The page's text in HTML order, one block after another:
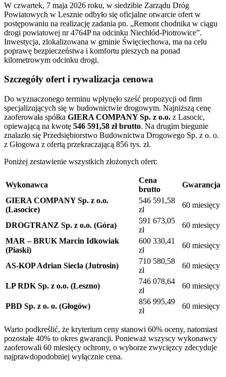
W czwartek, 7 maja 2026 roku, w siedzibie Zarządu Dróg
Powiatowych w Lesznie odbyło się oficjalne otwarcie ofert w
postępowaniu na realizację zadania pn. „Remont chodnika w ciągu
drogi powiatowej nr 4764P na odcinku Niechłód-Piotrowice”.
Inwestycja, zlokalizowana w gminie Święciechowa, ma na celu
poprawę bezpieczeństwa i komfortu pieszych na ponad
kilometrowym odcinku drogi.
Szczegóły ofert i rywalizacja cenowa
Do wyznaczonego terminu wpłynęło sześć propozycji od firm
specjalizujących się w budownictwie drogowym. Najniższą cenę
zaoferowała spółka GIERA COMPANY Sp. z o.o. z Lasocic,
opiewającą na kwotę 546 591,58 zł brutto. Na drugim biegunie
znalazło się Przedsiębiorstwo Budownictwa Drogowego Sp. z o. o.
z Głogowa z ofertą przekraczającą 856 tys. zł.
Poniżej zestawienie wszystkich złożonych ofert:
Wykonawca
Cena
brutto
Gwarancja
GIERA COMPANY Sp. z o.o.
(Lasocice)
546 591,58
zł
60 miesięcy
DROGTRANZ Sp. z o.o. (Góra)
591 673,05
zł
60 miesięcy
MAR – BRUK Marcin Idkowiak
(Piaski)
600 330,41
zł
60 miesięcy
AS-KOP Adrian Siecla (Jutrosin)
710 580,58
zł
60 miesięcy
LP RDK Sp. z o.o. (Leszno)
746 078,64
zł
60 miesięcy
PBD Sp. z o. o. (Głogów)
856 995,49
zł
60 miesięcy
Warto podkreślić, że kryterium ceny stanowi 60% oceny, natomiast
pozostałe 40% to okres gwarancji. Ponieważ wszyscy wykonawcy
zaoferowali 60 miesięcy ochrony, o wyborze zwycięzcy zdecyduje
najprawdopodobniej wyłącznie cena.